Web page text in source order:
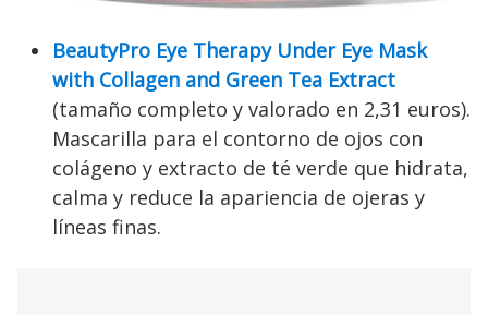
BeautyPro Eye Therapy Under Eye Mask
with Collagen and Green Tea Extract
(tamaño completo y valorado en 2,31 euros).
Mascarilla para el contorno de ojos con
colágeno y extracto de té verde que hidrata,
calma y reduce la apariencia de ojeras y
líneas finas.